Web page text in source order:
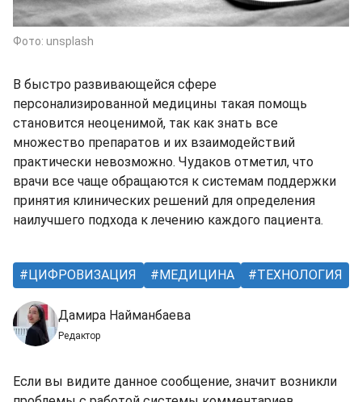
Фото: unsplash
В быстро развивающейся сфере
персонализированной медицины такая помощь
становится неоценимой, так как знать все
множество препаратов и их взаимодействий
практически невозможно. Чудаков отметил, что
врачи все чаще обращаются к системам поддержки
принятия клинических решений для определения
наилучшего подхода к лечению каждого пациента.
ЦИФРОВИЗАЦИЯ МЕДИЦИНА ТЕХНОЛОГИЯ
Дамира Найманбаева
Редактор
Если вы видите данное сообщение, значит возникли